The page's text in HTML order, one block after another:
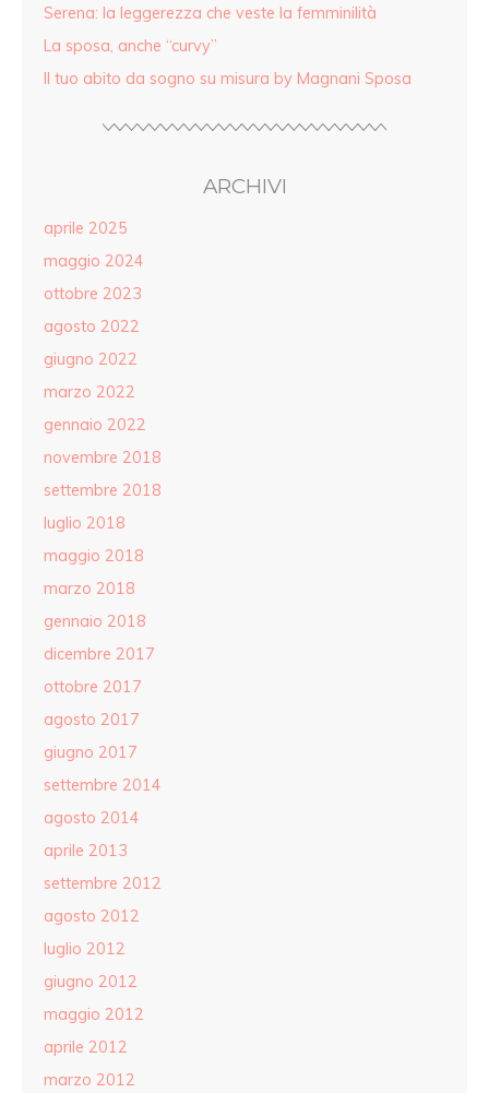
Serena: la leggerezza che veste la femminilità
La sposa, anche “curvy”
Il tuo abito da sogno su misura by Magnani Sposa
ARCHIVI
aprile 2025
maggio 2024
ottobre 2023
agosto 2022
giugno 2022
marzo 2022
gennaio 2022
novembre 2018
settembre 2018
luglio 2018
maggio 2018
marzo 2018
gennaio 2018
dicembre 2017
ottobre 2017
agosto 2017
giugno 2017
settembre 2014
agosto 2014
aprile 2013
settembre 2012
agosto 2012
luglio 2012
giugno 2012
maggio 2012
aprile 2012
marzo 2012